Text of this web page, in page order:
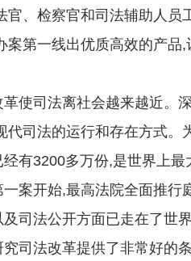
官、检察官和司法辅助人
案第一线出优质高效的产
司法离社会越来越近。深
代司法的运行和存在方式
有3200多万份,是世界上
案开始,最高法院全面推
司法公开方面已走在了世
司法改革提供了非常好的